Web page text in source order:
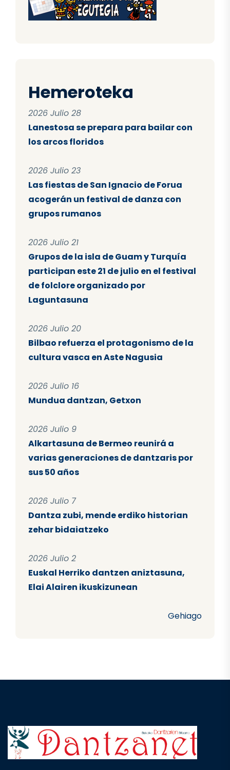
Hemeroteka
2026 Julio 28
Lanestosa se prepara para bailar con
los arcos floridos
2026 Julio 23
Las fiestas de San Ignacio de Forua
acogerán un festival de danza con
grupos rumanos
2026 Julio 21
Grupos de la isla de Guam y Turquía
participan este 21 de julio en el festival
de folclore organizado por
Laguntasuna
2026 Julio 20
Bilbao refuerza el protagonismo de la
cultura vasca en Aste Nagusia
2026 Julio 16
Mundua dantzan, Getxon
2026 Julio 9
Alkartasuna de Bermeo reunirá a
varias generaciones de dantzaris por
sus 50 años
2026 Julio 7
Dantza zubi, mende erdiko historian
zehar bidaiatzeko
2026 Julio 2
Euskal Herriko dantzen aniztasuna,
Elai Alairen ikuskizunean
Gehiago